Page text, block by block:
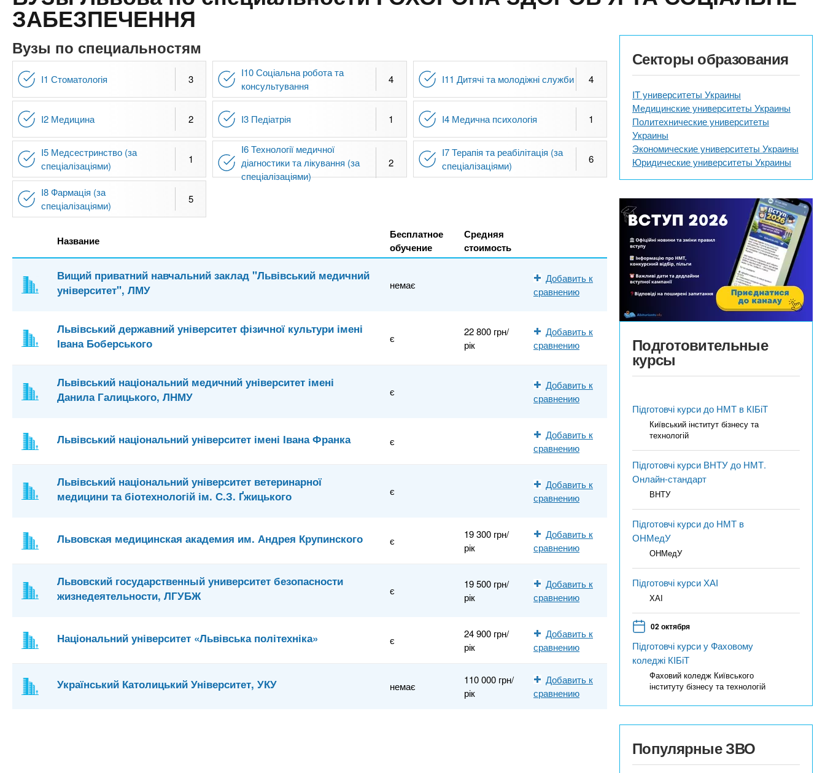
n
t
s
.
i
n
f
o
х
з
а
в
е
д
е
н
и
й
ЗАБЕЗПЕЧЕННЯ
Вузы по специальностям
I1 Стоматологія 3
I10 Соціальна робота та
консультування
4 I11 Дитячі та молодіжні служби 4
I2 Медицина 2 I3 Педіатрія 1 I4 Медична психологія 1
I5 Медсестринство (за
спеціалізаціями)
1
I6 Технології медичної
діагностики та лікування (за
спеціалізаціями)
2
I7 Терапія та реабілітація (за
спеціалізаціями)
6
I8 Фармація (за
спеціалізаціями)
5
Название
Бесплатное
обучение
Средняя
стоимость
Вищий приватний навчальний заклад "Львівський медичний
університет", ЛМУ
немає
Добавить к
сравнению
Львівський державний університет фізичної культури імені
Івана Боберського
є
22 800 грн/
рік
Добавить к
сравнению
Львівський національний медичний університет імені
Данила Галицького, ЛНМУ
є
Добавить к
сравнению
Львівський національний університет імені Івана Франка є
Добавить к
сравнению
Львівський національний університет ветеринарної
медицини та біотехнологій ім. С.З. Ґжицького
є
Добавить к
сравнению
Львовская медицинская академия им. Андрея Крупинского є
19 300 грн/
рік
Добавить к
сравнению
Львовский государственный университет безопасности
жизнедеятельности, ЛГУБЖ
є
19 500 грн/
рік
Добавить к
сравнению
Національний університет «Львівська політехніка» є
24 900 грн/
рік
Добавить к
сравнению
Український Католицький Університет, УКУ немає
110 000 грн/
рік
Добавить к
сравнению
Секторы образования
IT университеты Украины
Медицинские университеты Украины
Политехнические университеты
Украины
Экономические университеты Украины
Юридические университеты Украины
Подготовительные
курсы
Підготовчі курси до НМТ в КІБіТ
Київський інститут бізнесу та
технологій
Підготовчі курси ВНТУ до НМТ.
Онлайн-стандарт
ВНТУ
Підготовчі курси до НМТ в
ОНМедУ
ОНМедУ
Підготовчі курси ХАІ
ХАІ
02 октября
Підготовчі курси у Фаховому
коледжі КІБіТ
Фаховий коледж Київського
інституту бізнесу та технологій
Популярные ЗВО